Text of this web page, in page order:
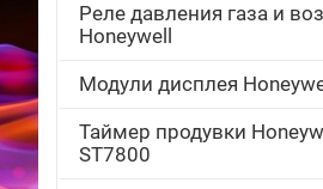
Реле давления газа и
Honeywell
Модули дисплея
Таймер продувки
ST7800